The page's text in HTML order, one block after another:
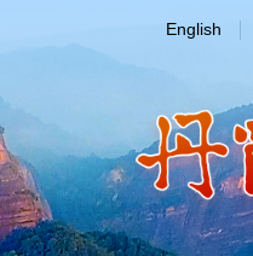
English